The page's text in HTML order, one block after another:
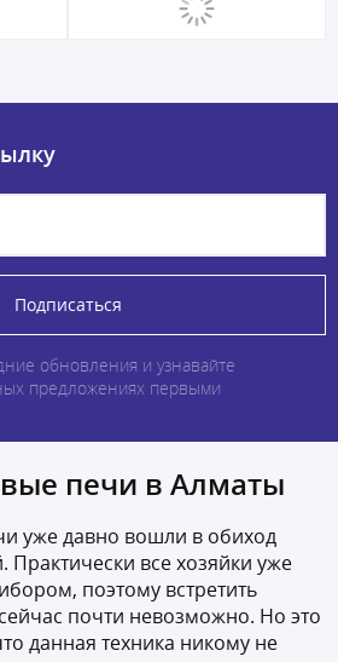
Подписаться
обновления и узнавайте
предложениях первыми
печи в Алматы
уже давно вошли в обиход
все хозяйки уже
поэтому встретить
почти невозможно. Но это
данная техника никому не